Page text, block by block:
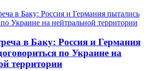
в Баку: Россия и Германия
по Украине на
территории